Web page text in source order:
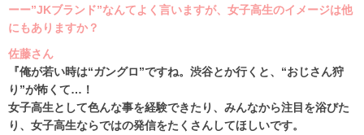
ーー”JKブランド”なんてよく言いますが、女子高生のイメージは他
にもありますか？
佐藤さん
『俺が若い時は“ガングロ”ですね。渋谷とか行くと、“おじさん狩
り”が怖くて…！
女子高生として色んな事を経験できたり、みんなから注目を浴びた
り、女子高生ならではの発信をたくさんしてほしいです。